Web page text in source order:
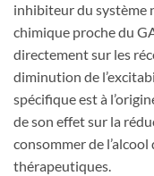
inhibiteur du système
chimique proche du
directement sur les
diminution de
spécifique est à
de son effet sur la
consommer de
thérapeutiques.